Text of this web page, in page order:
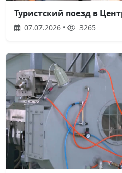
Туристский поезд в
07.07.2026 • 3265